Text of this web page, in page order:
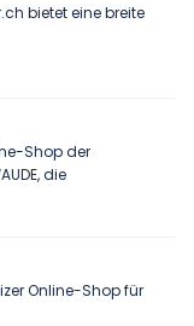
bietet eine breite
Shop der
die
Online-Shop für